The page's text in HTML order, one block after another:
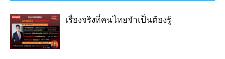
เรื่องจริงที่คนไทยจำเป็นต้องรู้